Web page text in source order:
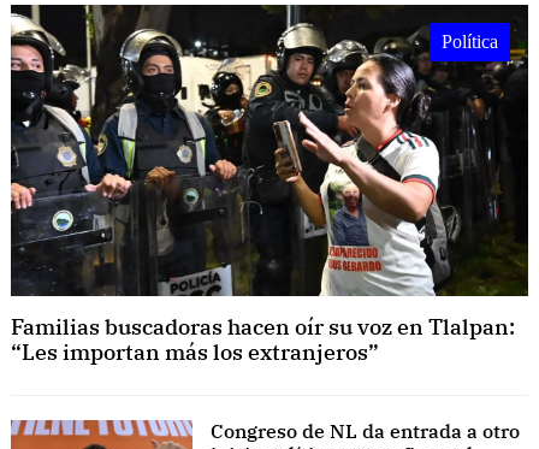
Política
Familias buscadoras hacen oír su voz en Tlalpan:
“Les importan más los extranjeros”
Congreso de NL da entrada a otro